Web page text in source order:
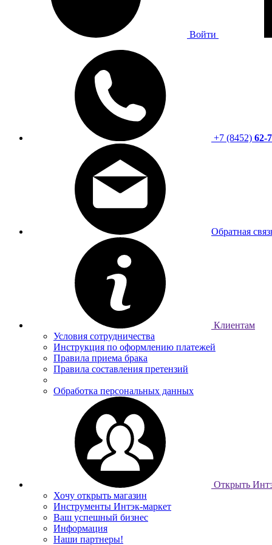
Войти
+7 (8452) 62-
Обратная
Клиентам
Условия сотрудничества
Инструкция по оформлению платежей
Правила приема брака
Правила составления претензий
Обработка персональных данных
Открыть
Хочу открыть магазин
Инструменты Интэк-маркет
Ваш успешный бизнес
Информация
Наши партнеры!